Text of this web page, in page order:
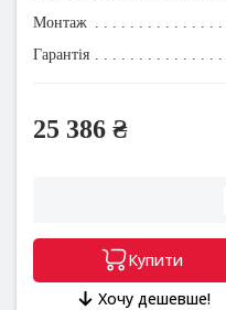
Монтаж
Гарантія
25 386 ₴
Купити
Хочу дешевше!